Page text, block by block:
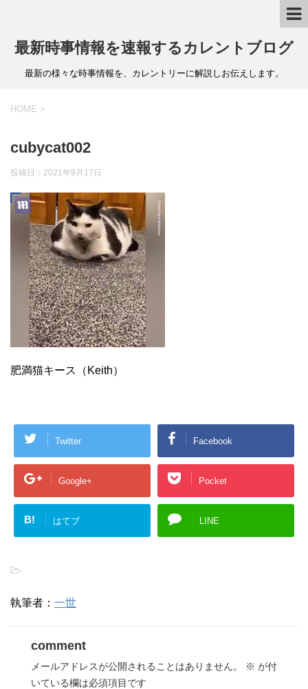
最新時事情報を速報するカレントブログ
最新の様々な時事情報を、カレントリーに解説しお伝えします。
HOME >
cubycat002
投稿日： 2021年9月17日
肥満猫キース（Keith）
Twitter Facebook
Google+ Pocket
B! はてブ LINE
-
執筆者： 一世
comment
メールアドレスが公開されることはありません。 ※ が付
いている欄は必須項目です